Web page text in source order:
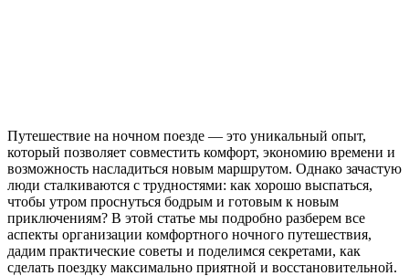
Путешествие на ночном поезде — это уникальный опыт,
который позволяет совместить комфорт, экономию времени и
возможность насладиться новым маршрутом. Однако зачастую
люди сталкиваются с трудностями: как хорошо выспаться,
чтобы утром проснуться бодрым и готовым к новым
приключениям? В этой статье мы подробно разберем все
аспекты организации комфортного ночного путешествия,
дадим практические советы и поделимся секретами, как
сделать поездку максимально приятной и восстановительной.